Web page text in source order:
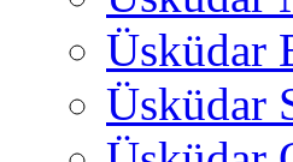
Üsküdar
Üsküdar